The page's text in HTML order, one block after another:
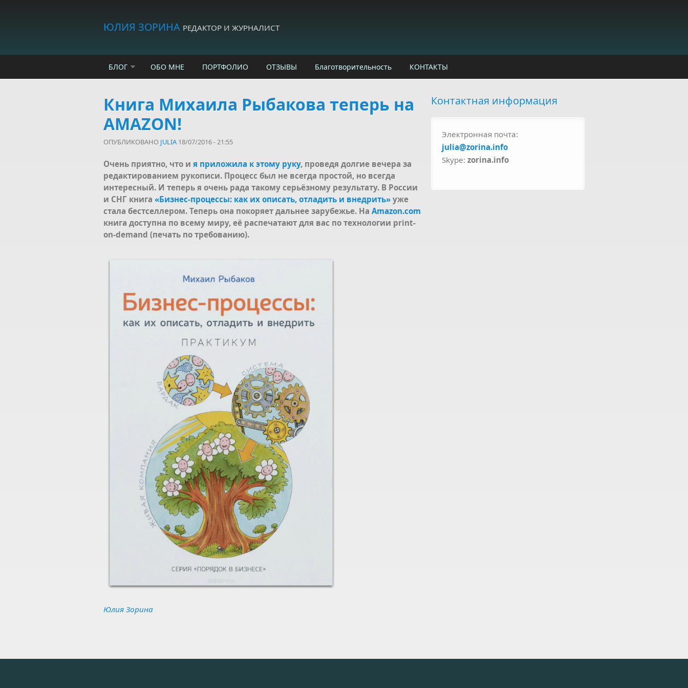
ЮЛИЯ ЗОРИНА РЕДАКТОР И ЖУРНАЛИСТ
БЛОГ ОБО МНЕ ПОРТФОЛИО ОТЗЫВЫ Благотворительность КОНТАКТЫ
Книга Михаила Рыбакова теперь на
AMAZON!
ОПУБЛИКОВАНО JULIA 18/07/2016 - 21:55
Очень приятно, что и я приложила к этому руку, проведя долгие вечера за
редактированием рукописи. Процесс был не всегда простой, но всегда
интересный. И теперь я очень рада такому серьёзному результату. В России
и СНГ книга «Бизнес-процессы: как их описать, отладить и внедрить» уже
стала бестселлером. Теперь она покоряет дальнее зарубежье. На Amazon.com
книга доступна по всему миру, её распечатают для вас по технологии print-
on-demand (печать по требованию).
Юлия Зорина
Контактная информация
Электронная почта:
julia@zorina.info
Skype: zorina.info